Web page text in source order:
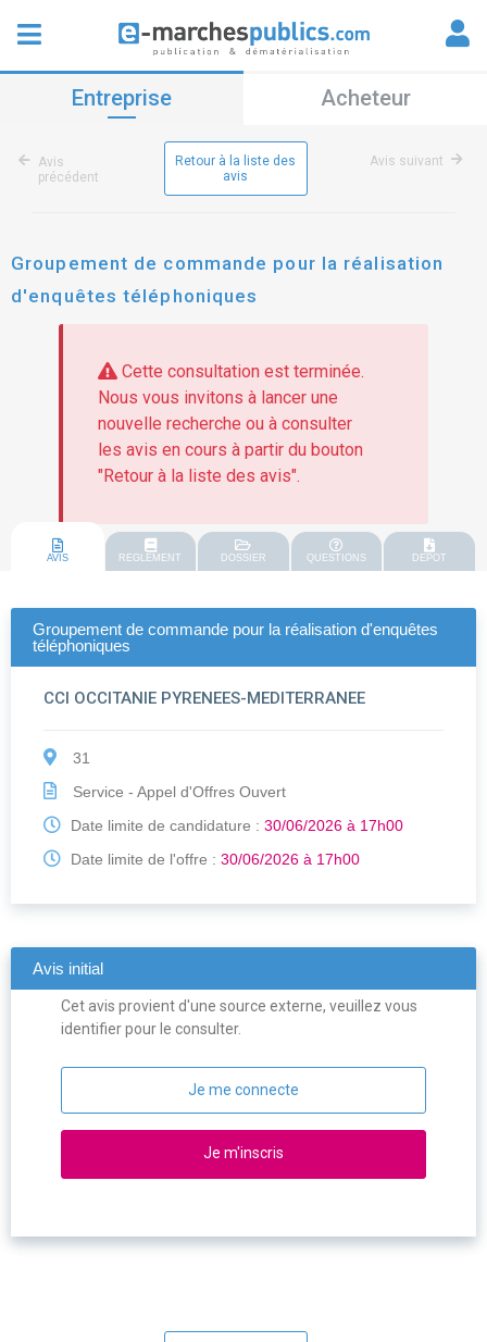
Entreprise Acheteur
Avis
précédent
Retour à la liste des
avis
Avis suivant
Groupement de commande pour la réalisation
d'enquêtes téléphoniques
Cette consultation est terminée.
Nous vous invitons à lancer une
nouvelle recherche ou à consulter
les avis en cours à partir du bouton
"Retour à la liste des avis".
AVIS REGLEMENT DOSSIER QUESTIONS DEPOT
Groupement de commande pour la réalisation d'enquêtes
téléphoniques
CCI OCCITANIE PYRENEES-MEDITERRANEE
31
Service - Appel d'Offres Ouvert
Date limite de candidature : 30/06/2026 à 17h00
Date limite de l'offre : 30/06/2026 à 17h00
Avis initial
Cet avis provient d'une source externe, veuillez vous
identifier pour le consulter.
Je me connecte
Je m'inscris